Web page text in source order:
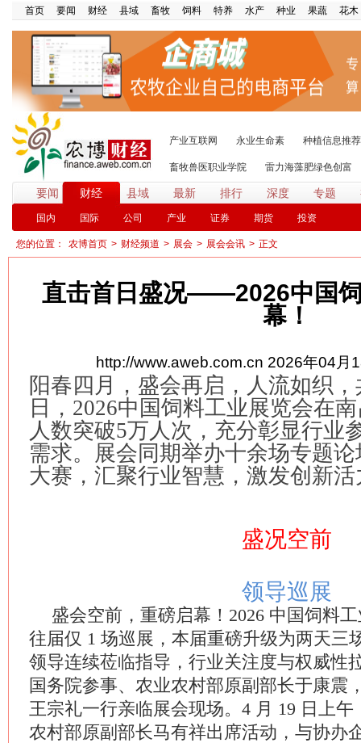
首页 要闻 财经 县域 畜牧 饲料 特养 水产 种业 果蔬 花木
产业互联网 永业生命素 种植信息推荐
畜牧兽医职业学院 雷力海藻肥绿色创富
要闻 财经 县域 最新 排行 深度 专题
国内 国际 公司 产业 证券 期货 投资
您的位置： 农博首页 > 财经频道 > 展会 > 展会会讯 > 正文
直击首日盛况——2026中国
幕！
http://www.aweb.com.cn 2026年04月
阳春四月，盛会再启，人流如织
日，2026中国饲料工业展览会在
人数突破5万人次，充分彰显行业
需求。展会同期举办十余场专题
大赛，汇聚行业智慧，激发创新活
盛况空前
领导巡展
盛会空前，重磅启幕！2026 中国饲料
往届仅 1 场巡展，本届重磅升级为两天三
领导连续莅临指导，行业关注度与权威性
国务院参事、农业农村部原副部长于康震
王宗礼一行亲临展会现场。4 月 19 日上
农村部原副部长马有祥出席活动，与协办